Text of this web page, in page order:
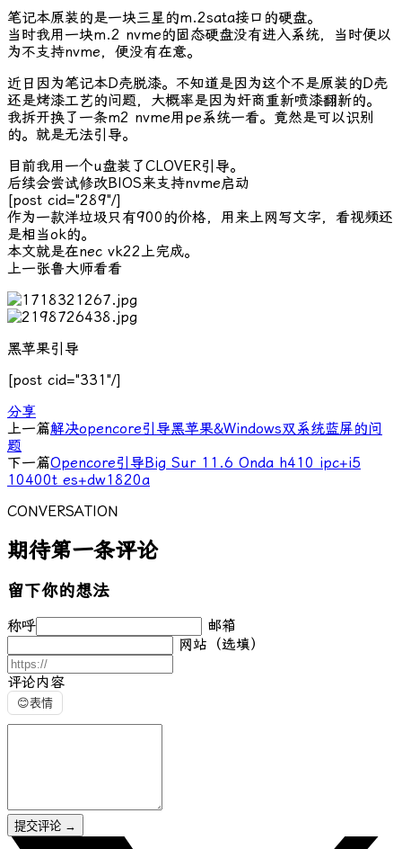
笔记本原装的是一块三星的m.2sata接口的硬盘。
当时我用一块m.2 nvme的固态硬盘没有进入系统，当时便以
为不支持nvme，便没有在意。
近日因为笔记本D壳脱漆。不知道是因为这个不是原装的D壳
还是烤漆工艺的问题，大概率是因为奸商重新喷漆翻新的。
我拆开换了一条m2 nvme用pe系统一看。竟然是可以识别
的。就是无法引导。
目前我用一个u盘装了CLOVER引导。
后续会尝试修改BIOS来支持nvme启动
[post cid="289"/]
作为一款洋垃圾只有900的价格，用来上网写文字，看视频还
是相当ok的。
本文就是在nec vk22上完成。
上一张鲁大师看看
黑苹果引导
[post cid="331"/]
分享
上一篇解决opencore引导黑苹果&Windows双系统蓝屏的问
题
下一篇Opencore引导Big Sur 11.6 Onda h410 ipc+i5
10400t es+dw1820a
CONVERSATION
期待第一条评论
留下你的想法
称呼
邮箱
网站（选填）
评论内容
😊表情
提交评论 →